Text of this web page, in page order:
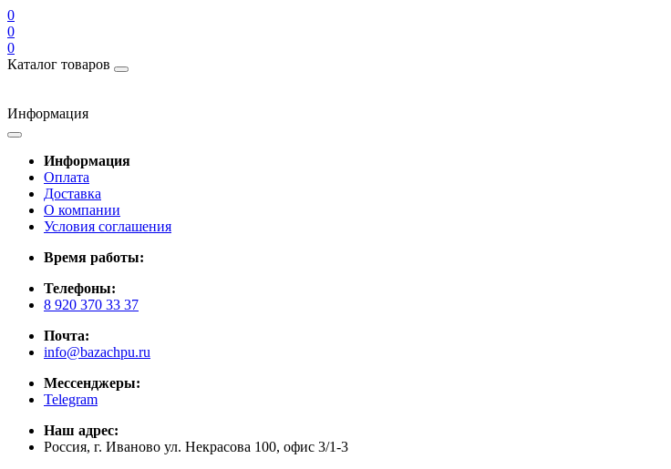
0
0
0
Каталог товаров
Информация
Информация
Оплата
Доставка
О компании
Условия соглашения
Время работы:
Телефоны:
8 920 370 33 37
Почта:
info@bazachpu.ru
Мессенджеры:
Telegram
Наш адрес:
Россия, г. Иваново ул. Некрасова 100, офис 3/1-3